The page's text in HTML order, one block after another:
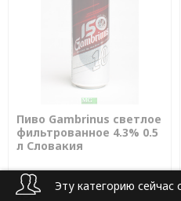
Пиво Gambrinus светлое
фильтрованное 4.3% 0.5
л Словакия
45 ₴
Эту категорию сейчас